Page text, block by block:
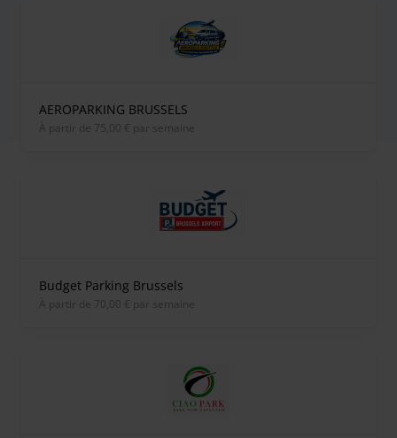
AEROPARKING BRUSSELS
À partir de 75,00 € par semaine
Budget Parking Brussels
À partir de 70,00 € par semaine